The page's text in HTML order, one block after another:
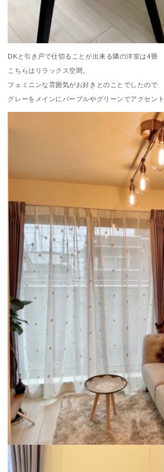
DKと引き戸で仕切ることが出来る隣の洋室は4畳
こちらはリラックス空間。
フェミニンな雰囲気がお好きとのことでしたので
グレーをメインにパープルやグリーンでアクセン